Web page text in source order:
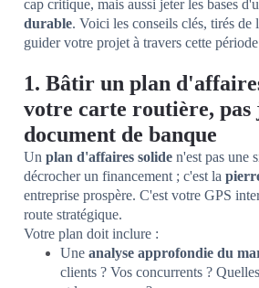
cap critique, mais aussi jeter les bases
durable. Voici les conseils clés, tirés de
guider votre projet à travers cette
1. Bâtir un plan
votre carte routière, pas
document de banque
Un plan d'affaires solide n'est pas une
décrocher un financement ; c'est la
entreprise prospère. C'est votre GPS
route stratégique.
Votre plan doit inclure :
Une analyse approfondie du
clients ? Vos concurrents ?